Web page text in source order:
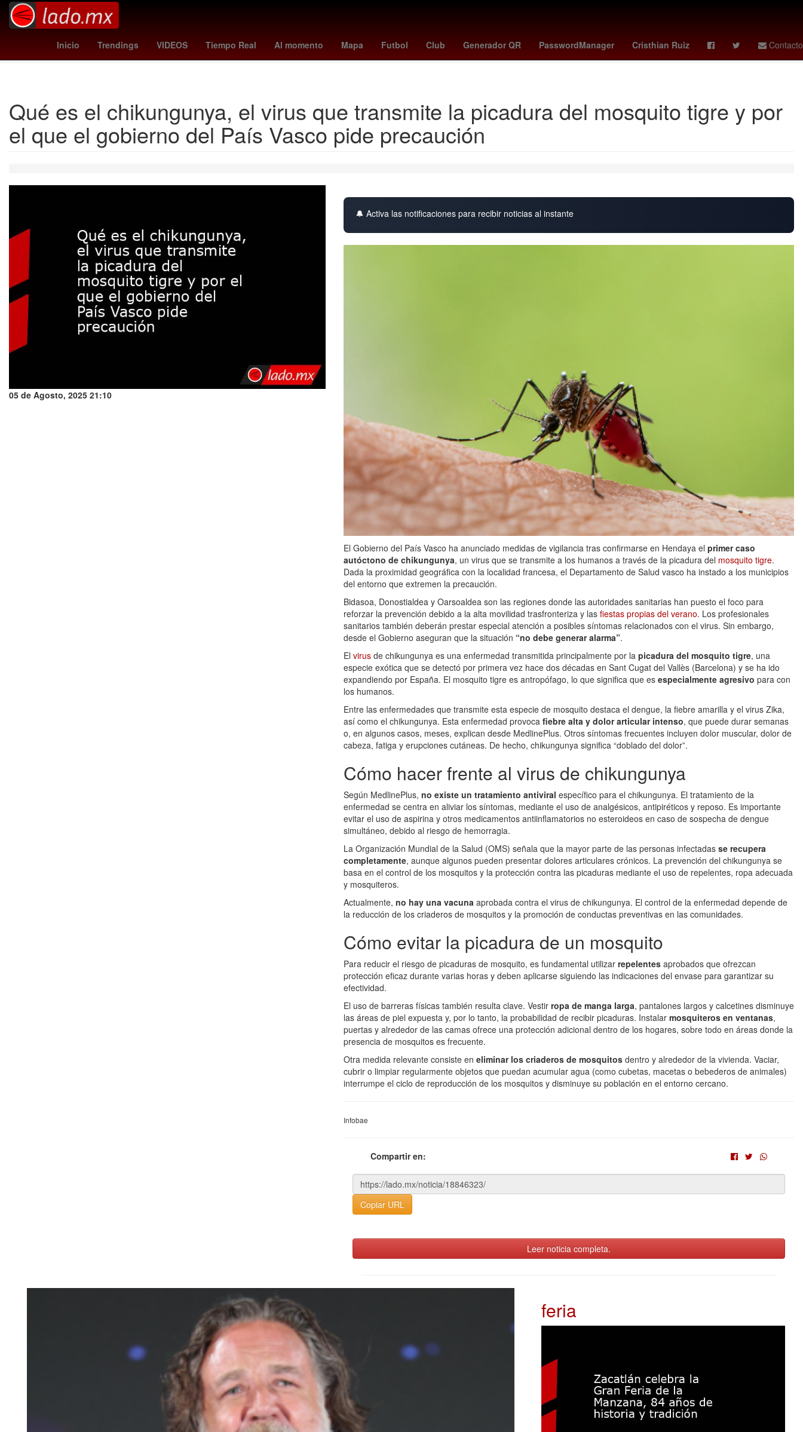
Inicio Trendings VIDEOS Tiempo Real Al momento Mapa Futbol Club Generador QR PasswordManager Cristhian Ruiz Contacto
croacia vs panama san francisco san juan clement tabur noche de san juan 2026 suiza vs canada portugal vs uzbekistan instituto mexicano de la propiedad industrial
yahoo finance
Qué es el chikungunya, el virus que transmite la picadura del mosquito tigre y por
el que el gobierno del País Vasco pide precaución
05 de Agosto, 2025 21:10
🔔 Activa las notificaciones para recibir noticias al instante
El Gobierno del País Vasco ha anunciado medidas de vigilancia tras confirmarse en Hendaya el primer caso
autóctono de chikungunya, un virus que se transmite a los humanos a través de la picadura del mosquito tigre.
Dada la proximidad geográfica con la localidad francesa, el Departamento de Salud vasco ha instado a los municipios
del entorno que extremen la precaución.
Bidasoa, Donostialdea y Oarsoaldea son las regiones donde las autoridades sanitarias han puesto el foco para
reforzar la prevención debido a la alta movilidad trasfronteriza y las fiestas propias del verano. Los profesionales
sanitarios también deberán prestar especial atención a posibles síntomas relacionados con el virus. Sin embargo,
desde el Gobierno aseguran que la situación “no debe generar alarma”.
El virus de chikungunya es una enfermedad transmitida principalmente por la picadura del mosquito tigre, una
especie exótica que se detectó por primera vez hace dos décadas en Sant Cugat del Vallès (Barcelona) y se ha ido
expandiendo por España. El mosquito tigre es antropófago, lo que significa que es especialmente agresivo para con
los humanos.
Entre las enfermedades que transmite esta especie de mosquito destaca el dengue, la fiebre amarilla y el virus Zika,
así como el chikungunya. Esta enfermedad provoca fiebre alta y dolor articular intenso, que puede durar semanas
o, en algunos casos, meses, explican desde MedlinePlus. Otros síntomas frecuentes incluyen dolor muscular, dolor de
cabeza, fatiga y erupciones cutáneas. De hecho, chikungunya significa “doblado del dolor”.
Cómo hacer frente al virus de chikungunya
Según MedlinePlus, no existe un tratamiento antiviral específico para el chikungunya. El tratamiento de la
enfermedad se centra en aliviar los síntomas, mediante el uso de analgésicos, antipiréticos y reposo. Es importante
evitar el uso de aspirina y otros medicamentos antiinflamatorios no esteroideos en caso de sospecha de dengue
simultáneo, debido al riesgo de hemorragia.
La Organización Mundial de la Salud (OMS) señala que la mayor parte de las personas infectadas se recupera
completamente, aunque algunos pueden presentar dolores articulares crónicos. La prevención del chikungunya se
basa en el control de los mosquitos y la protección contra las picaduras mediante el uso de repelentes, ropa adecuada
y mosquiteros.
Actualmente, no hay una vacuna aprobada contra el virus de chikungunya. El control de la enfermedad depende de
la reducción de los criaderos de mosquitos y la promoción de conductas preventivas en las comunidades.
Cómo evitar la picadura de un mosquito
Para reducir el riesgo de picaduras de mosquito, es fundamental utilizar repelentes aprobados que ofrezcan
protección eficaz durante varias horas y deben aplicarse siguiendo las indicaciones del envase para garantizar su
efectividad.
El uso de barreras físicas también resulta clave. Vestir ropa de manga larga, pantalones largos y calcetines disminuye
las áreas de piel expuesta y, por lo tanto, la probabilidad de recibir picaduras. Instalar mosquiteros en ventanas,
puertas y alrededor de las camas ofrece una protección adicional dentro de los hogares, sobre todo en áreas donde la
presencia de mosquitos es frecuente.
Otra medida relevante consiste en eliminar los criaderos de mosquitos dentro y alrededor de la vivienda. Vaciar,
cubrir o limpiar regularmente objetos que puedan acumular agua (como cubetas, macetas o bebederos de animales)
interrumpe el ciclo de reproducción de los mosquitos y disminuye su población en el entorno cercano.
Infobae
Compartir en:
Copiar URL
Leer noticia completa.
feria